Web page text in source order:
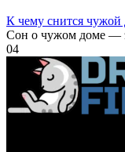
К чему снится чужой
Сон о чужом доме —
04